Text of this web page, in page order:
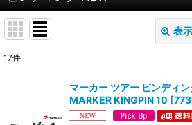
表
17件
マーカー ツアー ビンディ
MARKER KINGPIN 10 [